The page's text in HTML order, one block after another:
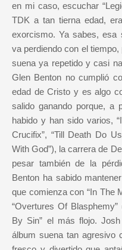
en mi caso, escuchar
TDK a tan tierna edad,
exorcismo. Ya sabes, esa
va perdiendo con el
suena ya repetido y casi
Glen Benton no cumplió
edad de Cristo y es algo
salido ganando porque, a
habido y han sido varios,
Crucifix”, “Till Death Do
With God”), la carrera de
pesar también de la
Benton ha sabido
que comienza con “In The
“Overtures Of
By Sin” el más flojo.
álbum suena tan agresivo